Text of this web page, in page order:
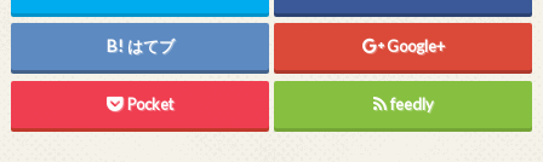
はてブ Google+
Pocket feedly